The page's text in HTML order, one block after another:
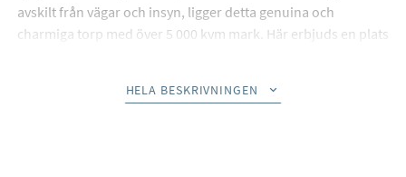
avskilt från vägar och insyn, ligger detta genuina och
charmiga torp med över 5 000 kvm mark. Här erbjuds en plats
Torpet har varsamt uppdaterats med respekt för dess
HELA BESKRIVNINGEN